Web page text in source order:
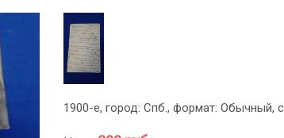
1900-е, город: Спб., формат: Обычный,